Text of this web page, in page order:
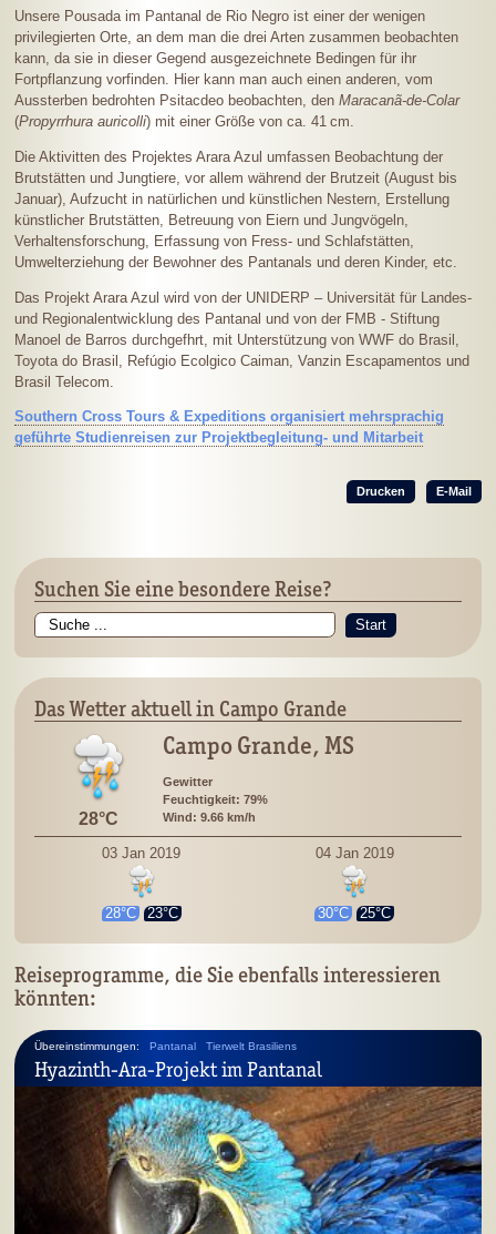
Unsere Pousada im Pantanal de Rio Negro ist einer der wenigen
privilegierten Orte, an dem man die drei Arten zusammen beobachten
kann, da sie in dieser Gegend ausgezeichnete Bedingen für ihr
Fortpflanzung vorfinden. Hier kann man auch einen anderen, vom
Aussterben bedrohten Psitacdeo beobachten, denMaracanã-de-Colar
(Propyrrhura auricolli) mit einer Größe von ca.41 cm.
Die Aktivitten des Projektes Arara Azul umfassen Beobachtung der
Brutstätten und Jungtiere, vor allem während der Brutzeit (August bis
Januar), Aufzucht in natürlichen und künstlichen Nestern, Erstellung
künstlicher Brutstätten, Betreuung von Eiern und Jungvögeln,
Verhaltensforschung, Erfassung von Fress- und Schlafstätten,
Umwelterziehung der Bewohner des Pantanals und deren Kinder, etc.
Das Projekt Arara Azul wird von der UNIDERP – Universität für Landes-
und Regionalentwicklung des Pantanal und von der FMB - Stiftung
Manoel de Barros durchgefhrt, mit Unterstützung von WWF do Brasil,
Toyota do Brasil, Refúgio Ecolgico Caiman, Vanzin Escapamentos und
Brasil Telecom.
Southern Cross Tours & Expeditions organisiert mehrsprachig
geführte Studienreisen zur Projektbegleitung- und Mitarbeit
Drucken E-Mail
Suchen Sie eine besondere Reise?
Start
Das Wetter aktuell in Campo Grande
28°C
Campo Grande, MS
Gewitter
Feuchtigkeit: 79%
Wind: 9.66 km/h
03 Jan 2019
28°C 23°C
04 Jan 2019
30°C 25°C
Reiseprogramme, die Sie ebenfalls interessieren
könnten:
Übereinstimmungen: Pantanal Tierwelt Brasiliens
Hyazinth-Ara-Projekt im Pantanal